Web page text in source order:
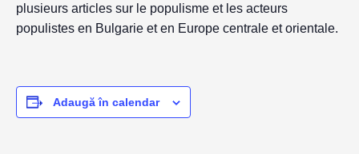
plusieurs articles sur le populisme et les acteurs
populistes en Bulgarie et en Europe centrale et orientale.
Adaugă în calendar